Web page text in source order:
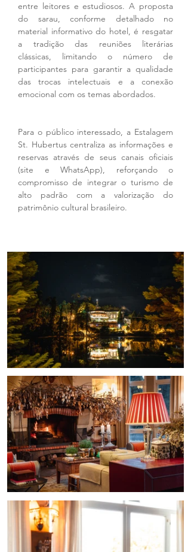
entre leitores e estudiosos. A proposta
do sarau, conforme detalhado no
material informativo do hotel, é resgatar
a tradição das reuniões literárias
clássicas, limitando o número de
participantes para garantir a qualidade
das trocas intelectuais e a conexão
emocional com os temas abordados.
Para o público interessado, a Estalagem
St. Hubertus centraliza as informações e
reservas através de seus canais oficiais
(site e WhatsApp), reforçando o
compromisso de integrar o turismo de
alto padrão com a valorização do
patrimônio cultural brasileiro.